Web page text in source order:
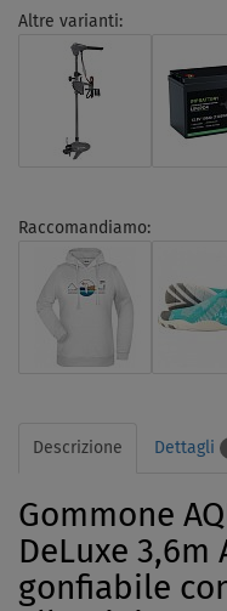
Altre varianti:
Raccomandiamo:
Descrizione Dettagli
Gommone
DeLuxe 3,6m
gonfiabile